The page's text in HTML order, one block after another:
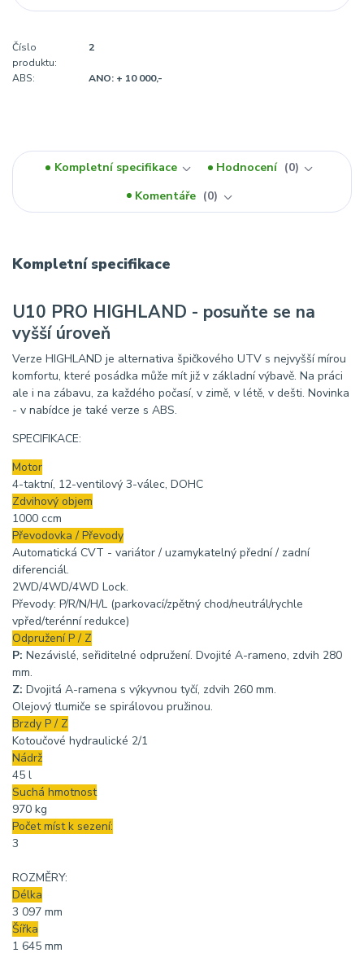
Číslo
produktu:
2
ABS: ANO: + 10 000,-
Kompletní specifikace Hodnocení
0
Komentáře
0
Kompletní specifikace
U10 PRO HIGHLAND - posuňte se na
vyšší úroveň
Verze HIGHLAND je alternativa špičkového UTV s nejvyšší mírou
komfortu, které posádka může mít již v základní výbavě. Na práci
ale i na zábavu, za každého počasí, v zimě, v létě, v dešti. Novinka
- v nabídce je také verze s ABS.
SPECIFIKACE:
Motor
4-taktní, 12-ventilový 3-válec, DOHC
Zdvihový objem
1000 ccm
Převodovka / Převody
Automatická CVT - variátor / uzamykatelný přední / zadní
diferenciál.
2WD/4WD/4WD Lock.
Převody: P/R/N/H/L (parkovací/zpětný chod/neutrál/rychle
vpřed/terénní redukce)
Odpružení P / Z
P: Nezávislé, seřiditelné odpružení. Dvojité A-rameno, zdvih 280
mm.
Z: Dvojitá A-ramena s výkyvnou tyčí, zdvih 260 mm.
Olejový tlumiče se spirálovou pružinou.
Brzdy P / Z
Kotoučové hydraulické 2/1
Nádrž
45 l
Suchá hmotnost
970 kg
Počet míst k sezení:
3
ROZMĚRY:
Délka
3 097 mm
Šířka
1 645 mm